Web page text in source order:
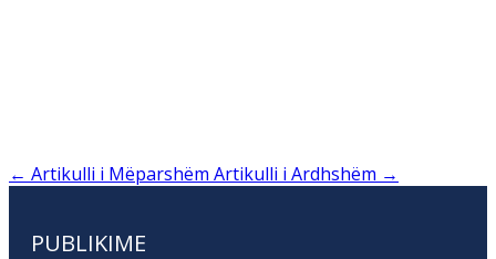
← Artikulli i Mëparshëm Artikulli i Ardhshëm →
PUBLIKIME